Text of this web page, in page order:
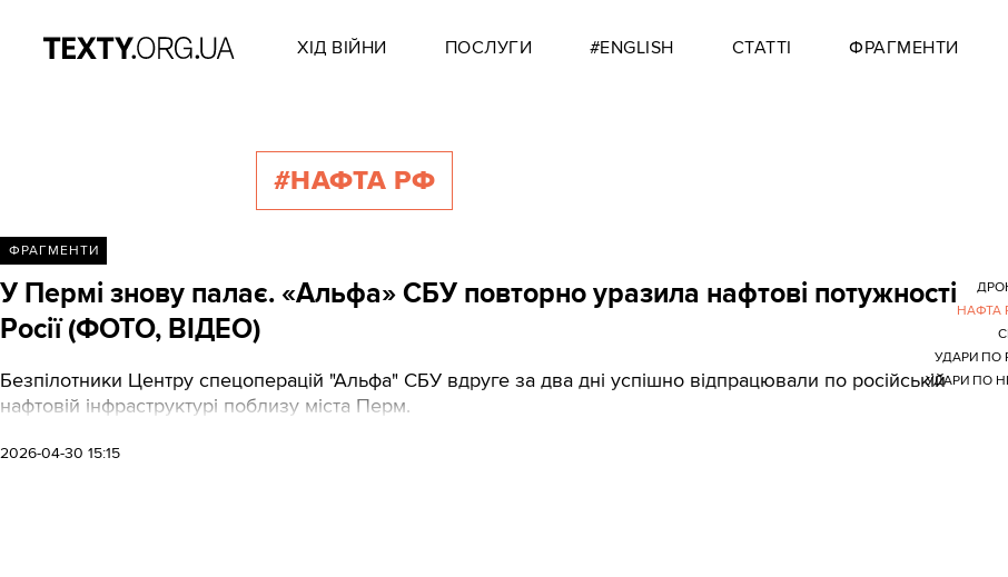
ХІД ВІЙНИ ПОСЛУГИ #ENGLISH СТАТТІ ФРАГМЕНТИ
#НАФТА РФ
ФРАГМЕНТИ
У Пермі знову палає. «Альфа» СБУ повторно уразила нафтові потужності
Росії (ФОТО, ВІДЕО)
Безпілотники Центру спецоперацій "Альфа" СБУ вдруге за два дні успішно відпрацювали по російській
нафтовій інфраструктурі поблизу міста Перм.
2026-04-30 15:15
НАФТА
УДАРИ ПО
УДАРИ ПО